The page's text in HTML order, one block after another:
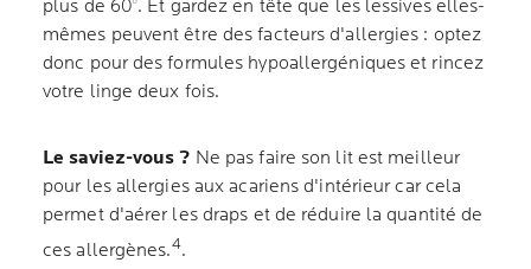
plus de 60°. Et gardez en tête que les lessives elles-
mêmes peuvent être des facteurs d'allergies : optez
donc pour des formules hypoallergéniques et rincez
votre linge deux fois.
Le saviez-vous ? Ne pas faire son lit est meilleur
pour les allergies aux acariens d'intérieur car cela
permet d'aérer les draps et de réduire la quantité de
ces allergènes.4.